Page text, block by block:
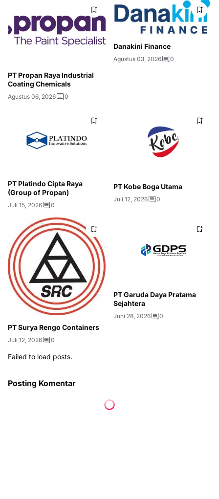
PT Propan Raya Industrial
Coating Chemicals
Agustus 06, 2026 0
Danakini Finance
Agustus 03, 2026 0
PT Platindo Cipta Raya
(Group of Propan)
Juli 15, 2026 0
PT Kobe Boga Utama
Juli 12, 2026 0
PT Surya Rengo Containers
Juli 12, 2026 0
PT Garuda Daya Pratama
Sejahtera
Juni 28, 2026 0
Failed to load posts.
Posting Komentar